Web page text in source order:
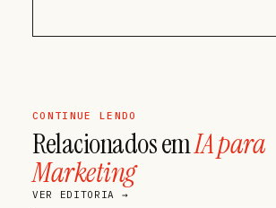
CONTINUE LENDO
Relacionados emIA para
Marketing
VER EDITORIA →